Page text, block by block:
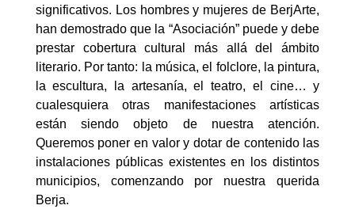
significativos. Los hombres y mujeres de BerjArte,
han demostrado que la “Asociación” puede y debe
prestar cobertura cultural más allá del ámbito
literario. Por tanto: la música, el folclore, la pintura,
la escultura, la artesanía, el teatro, el cine… y
cualesquiera otras manifestaciones artísticas
están siendo objeto de nuestra atención.
Queremos poner en valor y dotar de contenido las
instalaciones públicas existentes en los distintos
municipios, comenzando por nuestra querida
Berja.